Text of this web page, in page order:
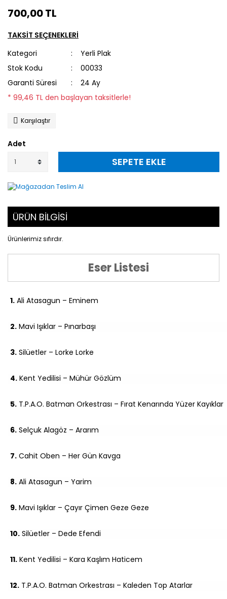
700,00 TL
TAKSİT SEÇENEKLERİ
Kategori
Yerli Plak
Stok Kodu
00033
Garanti Süresi
24 Ay
* 99,46 TL den başlayan taksitlerle!
Karşılaştır
Adet
SEPETE EKLE
ÜRÜN BİLGİSİ
Ürünlerimiz sıfırdır.
Eser Listesi
1. Ali Atasagun – Eminem
2. Mavi Işıklar – Pınarbaşı
3. Silüetler – Lorke Lorke
4. Kent Yedilisi – Mühür Gözlüm
5. T.P.A.O. Batman Orkestrası – Fırat Kenarında Yüzer Kayıklar
6. Selçuk Alagöz – Ararım
7. Cahit Oben – Her Gün Kavga
8. Ali Atasagun – Yarim
9. Mavi Işıklar – Çayır Çimen Geze Geze
10. Silüetler – Dede Efendi
11. Kent Yedilisi – Kara Kaşlım Haticem
12. T.P.A.O. Batman Orkestrası – Kaleden Top Atarlar